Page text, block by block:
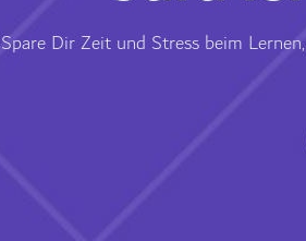
Spare Dir Zeit und Stress beim